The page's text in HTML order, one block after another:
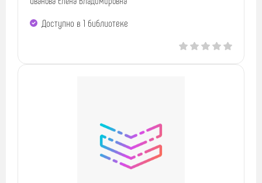
Доступно в 1 библиотекe